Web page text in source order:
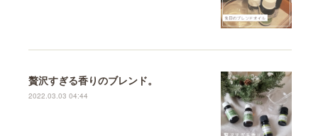
贅沢すぎる香りのブレンド。
2022.03.03 04:44